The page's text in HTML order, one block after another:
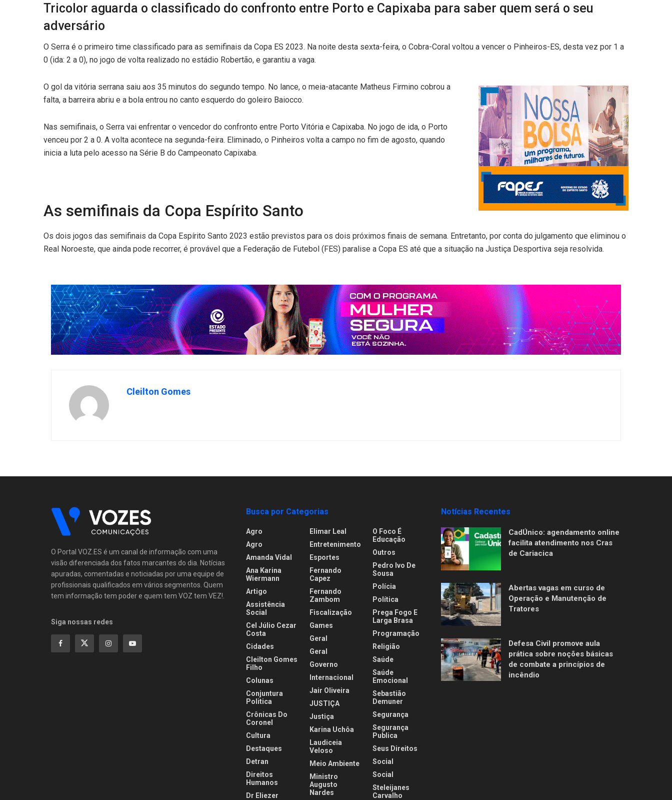
Tricolor aguarda o classificado do confronto entre Porto e Capixaba para saber quem será o seu
adversário
O Serra é o primeiro time classificado para as semifinais da Copa ES 2023. Na noite desta sexta-feira, o Cobra-Coral voltou a vencer o Pinheiros-ES, desta vez por 1 a
0 (ida: 2 a 0), no jogo de volta realizado no estádio Robertão, e garantiu a vaga.
O gol da vitória serrana saiu aos 35 minutos do segundo tempo. No lance, o meia-atacante Matheus Firmino cobrou a
falta, a barreira abriu e a bola entrou no canto esquerdo do goleiro Baiocco.
Nas semifinais, o Serra vai enfrentar o vencedor do confronto entre Porto Vitória e Capixaba. No jogo de ida, o Porto
venceu por 2 a 0. A volta acontece na segunda-feira. Eliminado, o Pinheiros volta a campo no fim de agosto, quando
inicia a luta pelo acesso na Série B do Campeonato Capixaba.
As semifinais da Copa Espírito Santo
Os dois jogos das semifinais da Copa Espírito Santo 2023 estão previstos para os dois próximos finais de semana. Entretanto, por conta do julgamento que eliminou o
Real Noroeste, que ainda pode recorrer, é provável que a Federação de Futebol (FES) paralise a Copa ES até que a situação na Justiça Desportiva seja resolvida.
Cleilton Gomes
O Portal VOZ.ES é um canal de informação com uma
visão diferenciada dos fatos marcantes do dia. Notícias
apuradas, comentadas e noticiadas por uma equipe de
profissionais qualificados em vários segmentos. Quem
tem informação tem poder e quem tem VOZ tem VEZ!.
Siga nossas redes
Busca por Categorias
Agro
Agro
Amanda Vidal
Ana Karina
Wiermann
Artigo
Assistência
Social
Cel Júlio Cezar
Costa
Cidades
Cleilton Gomes
Filho
Colunas
Conjuntura
Politica
Crônicas Do
Coronel
Cultura
Destaques
Detran
Direitos
Humanos
Dr Eliezer
Elimar Leal
Entretenimento
Esportes
Fernando
Capez
Fernando
Zambom
Fiscalização
Games
Geral
Geral
Governo
Internacional
Jair Oliveira
JUSTIÇA
Justiça
Karina Uchôa
Laudiceia
Veloso
Meio Ambiente
Ministro
Augusto
Nardes
O Foco É
Educação
Outros
Pedro Ivo De
Sousa
Polícia
Política
Prega Fogo E
Larga Brasa
Programação
Religião
Saúde
Saúde
Emocional
Sebastião
Demuner
Segurança
Segurança
Publica
Seus Direitos
Social
Social
Steleijanes
Carvalho
Notícias Recentes
CadÚnico: agendamento online
facilita atendimento nos Cras
de Cariacica
Abertas vagas em curso de
Operação e Manutenção de
Tratores
Defesa Civil promove aula
prática sobre noções básicas
de combate a princípios de
incêndio